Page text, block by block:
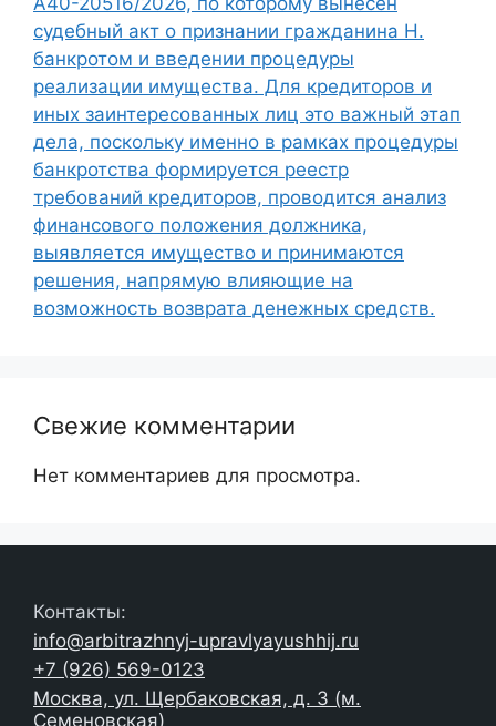
судебный акт о признании гражданина Н.
банкротом и введении процедуры
реализации имущества. Для кредиторов и
иных заинтересованных лиц это важный этап
дела, поскольку именно в рамках процедуры
банкротства формируется реестр
требований кредиторов, проводится анализ
финансового положения должника,
выявляется имущество и принимаются
решения, напрямую влияющие на
возможность возврата денежных средств.
Свежие комментарии
Нет комментариев для просмотра.
Контакты:
info@arbitrazhnyj-upravlyayushhij.ru
+7 (926) 569-0123
Москва, ул. Щербаковская, д. 3 (м.
Семеновская)